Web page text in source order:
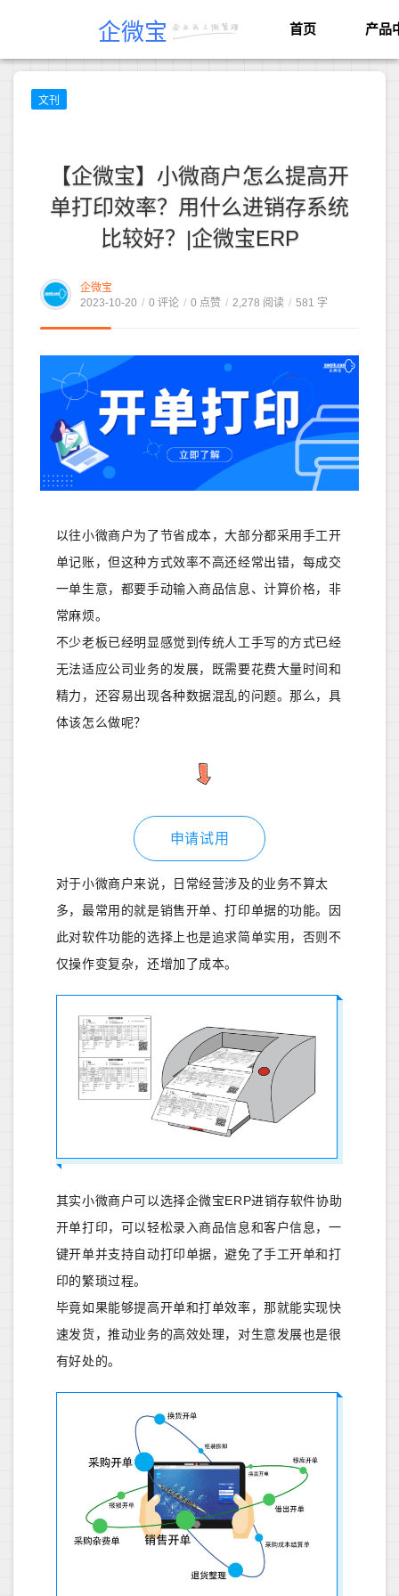
企微宝 首页 产品
文刊
【企微宝】小微商户怎么提高开
单打印效率？用什么进销存系统
比较好？|企微宝ERP
企微宝
2023-10-20 / 0 评论 / 0 点赞 / 2,278 阅读 / 581 字
以往小微商户为了节省成本，大部分都采用手工开
单记账，但这种方式效率不高还经常出错，每成交
一单生意，都要手动输入商品信息、计算价格，非
常麻烦。
不少老板已经明显感觉到传统人工手写的方式已经
无法适应公司业务的发展，既需要花费大量时间和
精力，还容易出现各种数据混乱的问题。那么，具
体该怎么做呢？
申请试用
对于小微商户来说，日常经营涉及的业务不算太
多，最常用的就是销售开单、打印单据的功能。因
此对软件功能的选择上也是追求简单实用，否则不
仅操作变复杂，还增加了成本。
其实小微商户可以选择企微宝ERP进销存软件协助
开单打印，可以轻松录入商品信息和客户信息，一
键开单并支持自动打印单据，避免了手工开单和打
印的繁琐过程。
毕竟如果能够提高开单和打单效率，那就能实现快
速发货，推动业务的高效处理，对生意发展也是很
有好处的。